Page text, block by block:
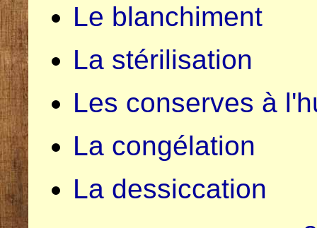
Le blanchiment
La stérilisation
Les conserves à
La congélation
La dessiccation